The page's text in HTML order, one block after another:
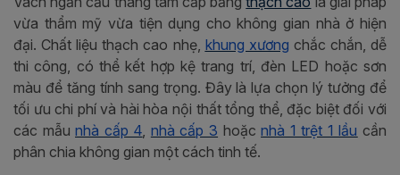
vừa thẩm mỹ vừa tiện dụng cho không gian nhà ở hiện
đại. Chất liệu thạch cao nhẹ, khung xương chắc chắn, dễ
thi công, có thể kết hợp kệ trang trí, đèn LED hoặc sơn
màu để tăng tính sang trọng. Đây là lựa chọn lý tưởng để
tối ưu chi phí và hài hòa nội thất tổng thể, đặc biệt đối với
các mẫunhà cấp 4, nhà cấp 3 hoặcnhà 1 trệt 1 lầu cần
phân chia không gian một cách tinh tế.